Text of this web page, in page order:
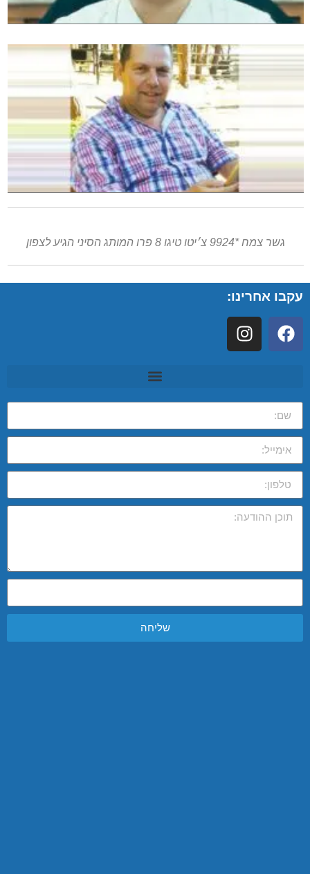
גשר צמח *9924 צ׳יטו טיגו 8 פרו המותג הסיני הגיע לצפון
עקבו אחרינו:
שליחה